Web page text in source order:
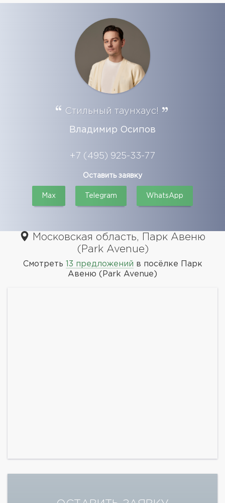
Стильный таунхаус!
Владимир Осипов
+7 (495) 925-33-77
Оставить заявку
Max Telegram WhatsApp
Московская область, Парк Авеню
(Park Avenue)
Смотреть 13 предложений в посёлке Парк
Авеню (Park Avenue)